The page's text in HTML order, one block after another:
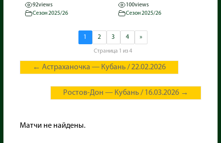
92views
Сезон 2025/26
100views
Сезон 2025/26
1 2 3 4 »
Страница 1 из 4
← Астраханочка — Кубань / 22.02.2026
Ростов-Дон — Кубань / 16.03.2026 →
Матчи не найдены.